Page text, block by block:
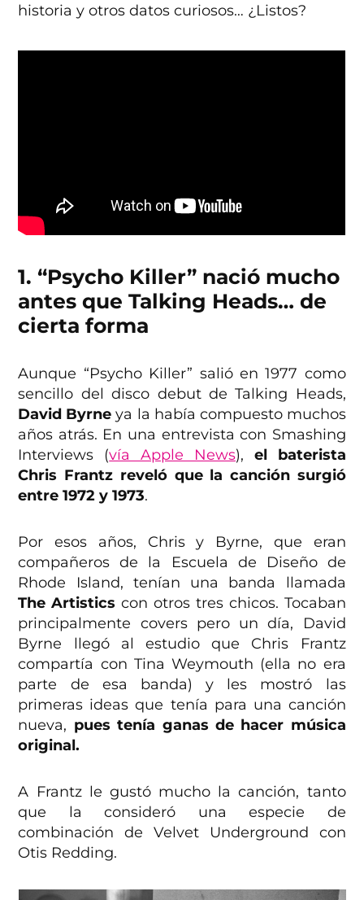
historia y otros datos curiosos… ¿Listos?
1. “Psycho Killer” nació mucho
antes que Talking Heads… de
cierta forma
Aunque “Psycho Killer” salió en 1977 como
sencillo del disco debut de Talking Heads,
David Byrne ya la había compuesto muchos
años atrás. En una entrevista con Smashing
Interviews (vía Apple News), el baterista
Chris Frantz reveló que la canción surgió
entre 1972 y 1973.
Por esos años, Chris y Byrne, que eran
compañeros de la Escuela de Diseño de
Rhode Island, tenían una banda llamada
The Artistics con otros tres chicos. Tocaban
principalmente covers pero un día, David
Byrne llegó al estudio que Chris Frantz
compartía con Tina Weymouth (ella no era
parte de esa banda) y les mostró las
primeras ideas que tenía para una canción
nueva, pues tenía ganas de hacer música
original.
A Frantz le gustó mucho la canción, tanto
que la consideró una especie de
combinación de Velvet Underground con
Otis Redding.